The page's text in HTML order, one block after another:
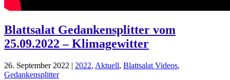
Blattsalat Gedankensplitter vom
25.09.2022 – Klimagewitter
26. September 2022 | 2022, Aktuell, Blattsalat Videos,
Gedankensplitter